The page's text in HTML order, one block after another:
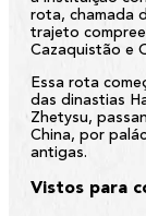
rota, chamada
trajeto
Cazaquistão e
Essa rota
das dinastias
Zhetysu,
China, por
antigas.
Vistos para